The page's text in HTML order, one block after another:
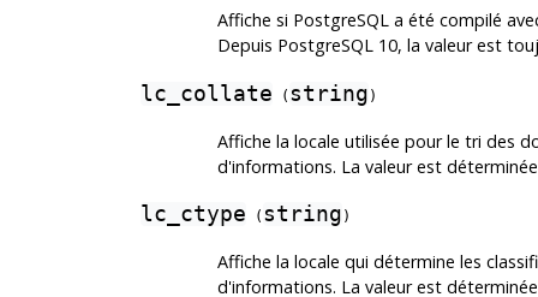
Affiche si PostgreSQLa été compilé
Depuis PostgreSQL10, la valeur est
lc_collate ( string )
Affiche la locale utilisée pour le tri des
d'informations. La valeur est
lc_ctype ( string )
Affiche la locale qui détermine les
d'informations. La valeur est